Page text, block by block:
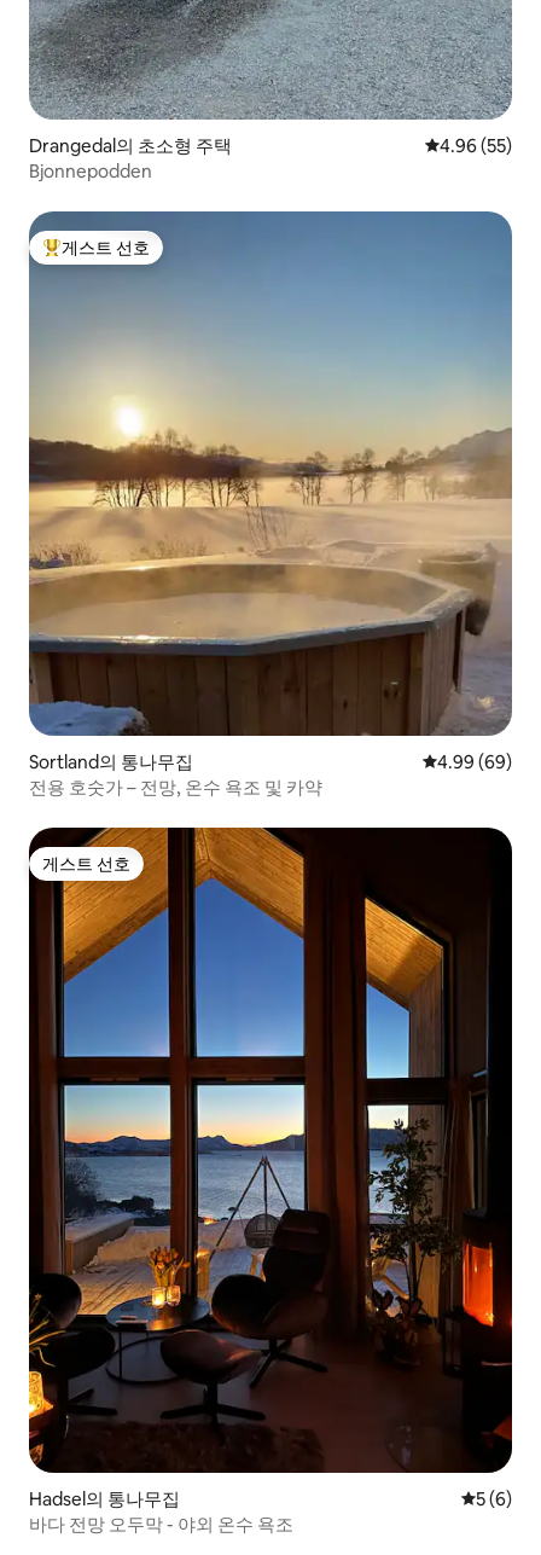
Drangedal의 초소형 주택 평점 4.96점(5
4.96 (55)
Bjonnepodden
상위 게스트 선호
게스트 선호
Sortland의 통나무집 평점 4.99점(5
4.99 (69)
전용 호숫가 – 전망, 온수 욕조 및 카약
게스트 선호
게스트 선호
Hadsel의 통나무집 평점 5점
5 (6)
바다 전망 오두막 - 야외 온수 욕조